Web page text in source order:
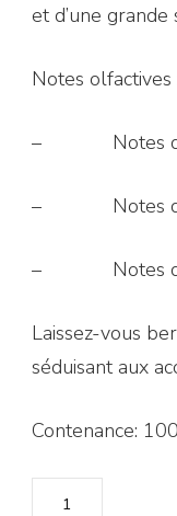
et d’une grande
Notes olfactives
– Notes de
– Notes de
– Notes de
Laissez-vous
séduisant aux
Contenance: